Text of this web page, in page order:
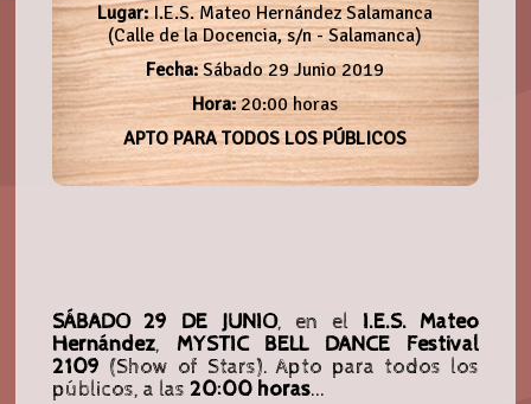
Lugar:I.E.S. Mateo Hernández Salamanca
(Calle de la Docencia, s/n - Salamanca)
Fecha:Sábado 29 Junio 2019
Hora:20:00 horas
APTO PARA TODOS LOS PÚBLICOS
SÁBADO 29 DE JUNIO, en el I.E.S. Mateo
Hernández, MYSTIC BELL DANCE Festival
2109 (Show of Stars). Apto para todos los
públicos, a las 20:00 horas...